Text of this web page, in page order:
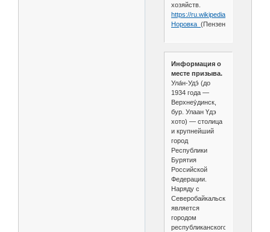
хозяйств.
https://ru.wikipedia.org/wiki/
Норовка_ (Пензенская_область)
Информация о
месте призыва.
Ула́н-Удэ́ (до
1934 года —
Верхнеу́динск,
бур. Улаан Үдэ
хото) — столица
и крупнейший
город
Республики
Бурятия
Российской
Федерации.
Наряду с
Северобайкальском
является
городом
республиканского